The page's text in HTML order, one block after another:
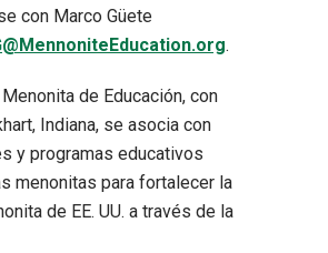
con Marco Güete
.
de Educación, con
Indiana, se asocia con
y programas educativos
menonitas para fortalecer la
de EE. UU. a través de la